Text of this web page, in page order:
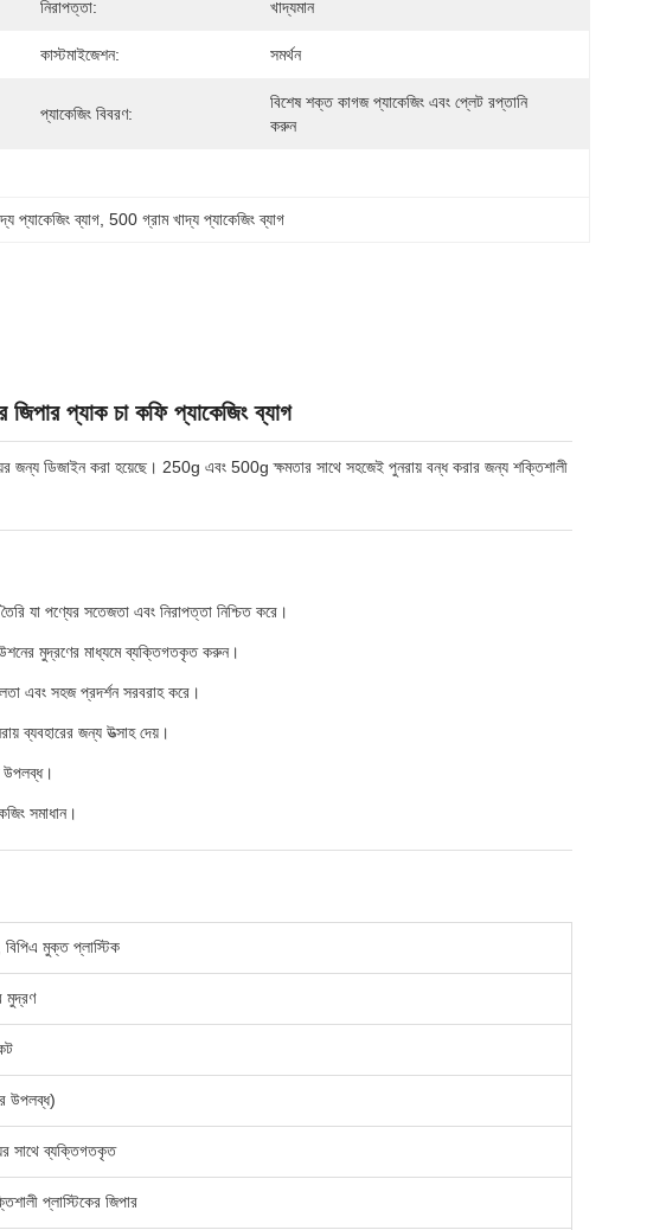
নিরাপত্তা: খাদ্যমান
কাস্টমাইজেশন: সমর্থন
প্যাকেজিং বিবরণ:
বিশেষ শক্ত কাগজ প্যাকেজিং এবং প্লেট রপ্তানি
করুন
প্যাকেজিং ব্যাগ , 500 গ্রাম খাদ্য প্যাকেজিং ব্যাগ
প্যাক চা কফি প্যাকেজিং ব্যাগ
জন্য ডিজাইন করা হয়েছে। 250g এবং 500g ক্ষমতার সাথে সহজেই পুনরায় বন্ধ করার জন্য শক্তিশালী
যা পণ্যের সতেজতা এবং নিরাপত্তা নিশ্চিত করে।
মুদ্রণের মাধ্যমে ব্যক্তিগতকৃত করুন।
এবং সহজ প্রদর্শন সরবরাহ করে।
ব্যবহারের জন্য উত্সাহ দেয়।
উপলব্ধ।
সমাধান।
বিপিএ মুক্ত প্লাস্টিক
মুদ্রণ
উপলব্ধ)
সাথে ব্যক্তিগতকৃত
প্লাস্টিকের জিপার